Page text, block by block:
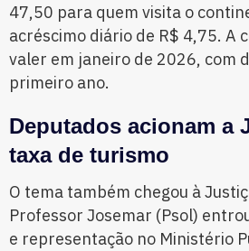
47,50 para quem visita o
acréscimo diário de R$ 4,75. A
valer em janeiro de 2026, com
primeiro ano.
Deputados acionam a
taxa de turismo
O tema também chegou à
Professor Josemar (Psol)
e representação no Ministério